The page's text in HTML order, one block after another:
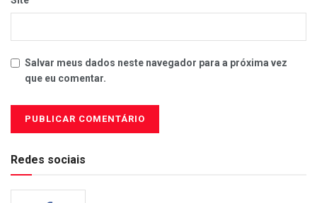
Salvar meus dados neste navegador para a próxima vez
que eu comentar.
Redes sociais